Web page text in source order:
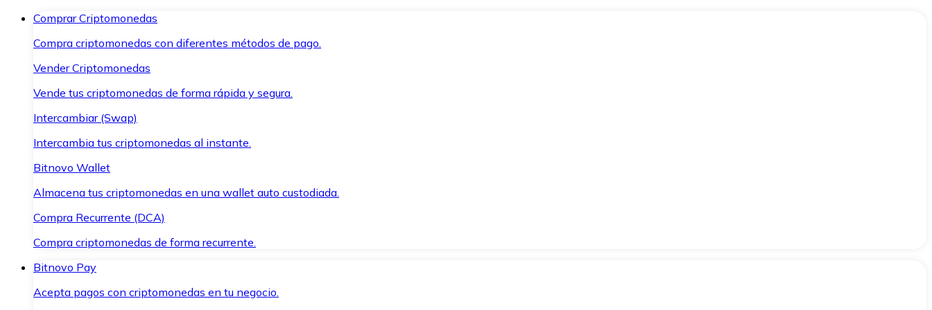
Comprar Criptomonedas
Compra criptomonedas con diferentes métodos de pago.
Vender Criptomonedas
Vende tus criptomonedas de forma rápida y segura.
Intercambiar (Swap)
Intercambia tus criptomonedas al instante.
Bitnovo Wallet
Almacena tus criptomonedas en una wallet auto custodiada.
Compra Recurrente (DCA)
Compra criptomonedas de forma recurrente.
Bitnovo Pay
Acepta pagos con criptomonedas en tu negocio.